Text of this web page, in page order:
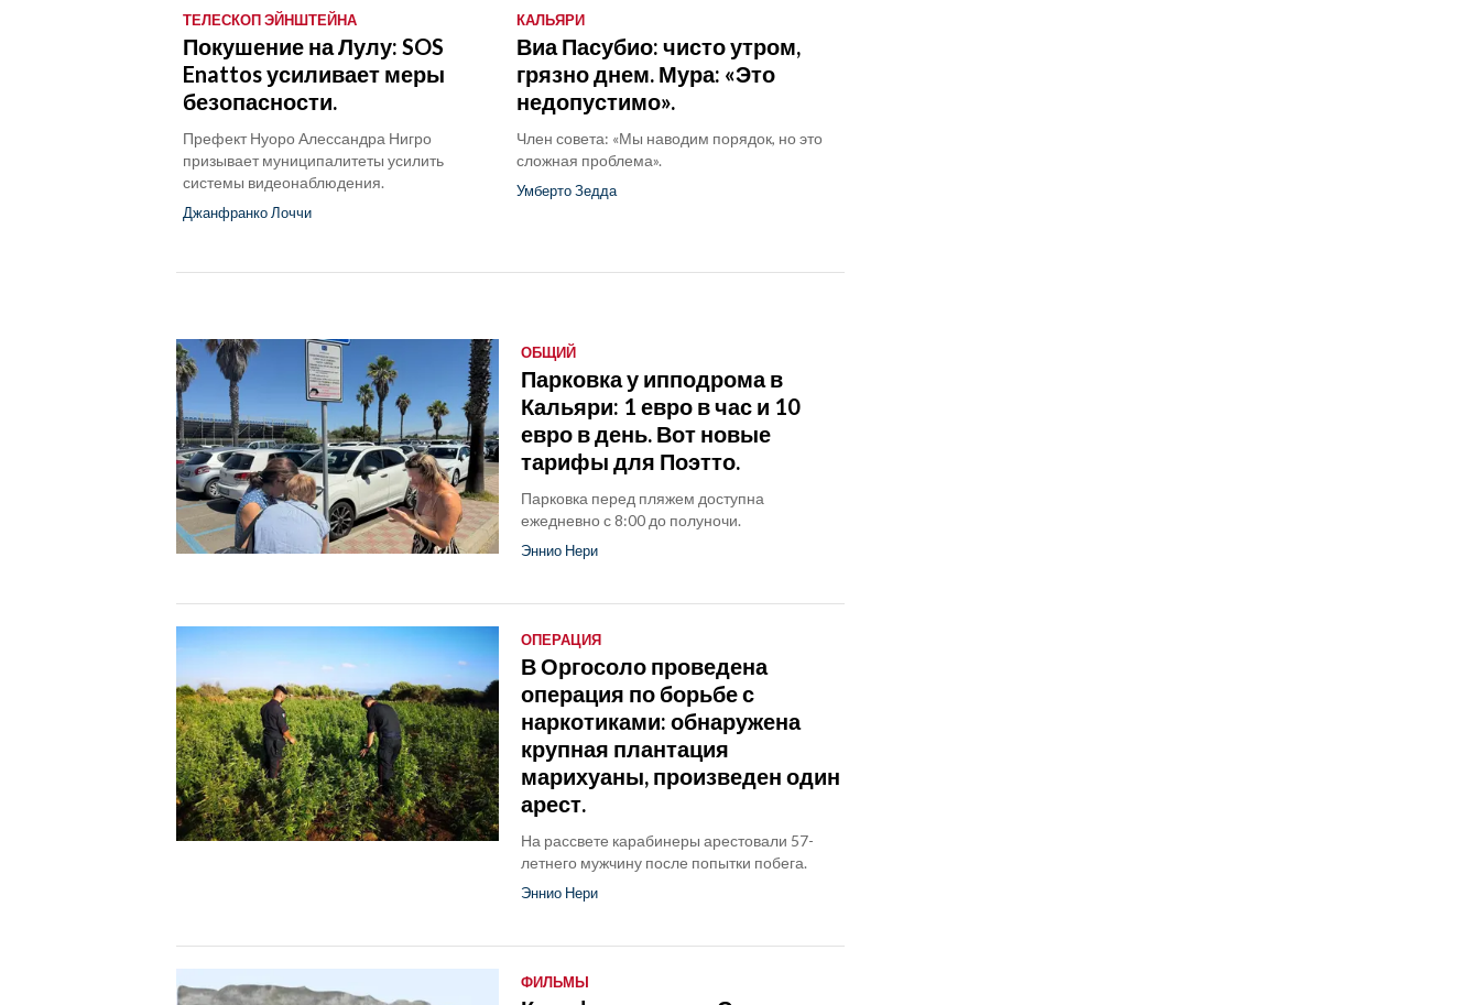
ТЕЛЕСКОП ЭЙНШТЕЙНА
Покушение на Лулу: SOS
Enattos усиливает меры
безопасности.
Префект Нуоро Алессандра Нигро
призывает муниципалитеты усилить
системы видеонаблюдения.
Джанфранко Лоччи
КАЛЬЯРИ
Виа Пасубио: чисто утром,
грязно днем. Мура: «Это
недопустимо».
Член совета: «Мы наводим порядок, но это
сложная проблема».
Умберто Зедда
ОБЩИЙ
Парковка у ипподрома в
Кальяри: 1 евро в час и 10
евро в день. Вот новые
тарифы для Поэтто.
Парковка перед пляжем доступна
ежедневно с 8:00 до полуночи.
Эннио Нери
ОПЕРАЦИЯ
В Оргосоло проведена
операция по борьбе с
наркотиками: обнаружена
крупная плантация
марихуаны, произведен один
арест.
На рассвете карабинеры арестовали 57-
летнего мужчину после попытки побега.
Эннио Нери
ФИЛЬМЫ